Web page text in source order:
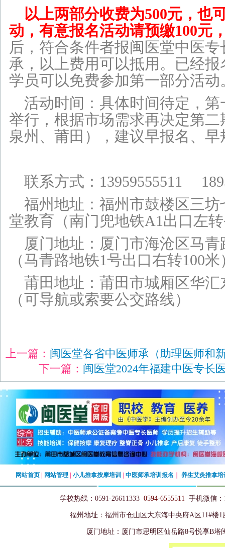
以上两部分收费为500元，也
动，有意报名活动请预缴100元
后，符合条件者报闽医堂中医
承，以上费用可以抵用。已经
学员可以免费参加第一部分活动
活动时间：具体时间待定，第
举行，根据市场需求再决定第
泉州、莆田），建议早报名、早
联系方式：13959555511
福州地址：福州市鼓楼区三坊
堂教育（南门兜地铁A1出口左
厦门地址：厦门市海沧区马青
（马青路地铁1号出口右转100米
莆田地址：莆田市城厢区华汇
（可导航或索要公交路线）
上一篇： 闽医堂各省中医师承（助理医师和
下一篇： 闽医堂2024年福建中医专长
网站首页 网站管理 小儿推拿按摩培训 中医师承培训报名 养生艾灸推拿培
学校热线：0591-26611333 0594-6555511 手机微信：
福州地址 ： 福州市仓山区大东海中央府A区11#楼1
厦门地址：厦门市思明区仙岳路8号悦享B塔